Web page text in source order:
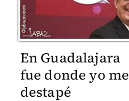
En Guadalajara
fue donde yo me
destapé